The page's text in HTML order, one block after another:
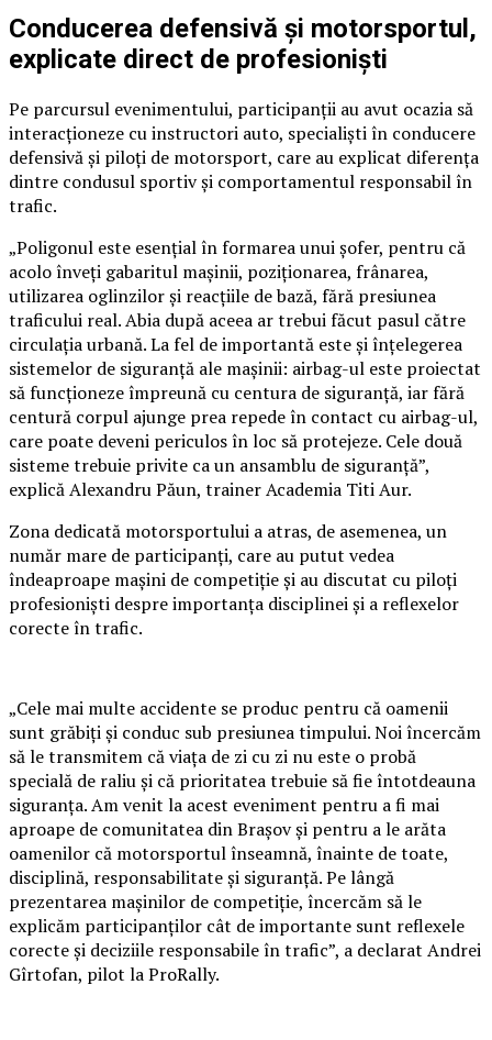
Conducerea defensivă și motorsportul,
explicate direct de profesioniști
Pe parcursul evenimentului, participanții au avut ocazia să
interacționeze cu instructori auto, specialiști în conducere
defensivă și piloți de motorsport, care au explicat diferența
dintre condusul sportiv și comportamentul responsabil în
trafic.
„Poligonul este esențial în formarea unui șofer, pentru că
acolo înveți gabaritul mașinii, poziționarea, frânarea,
utilizarea oglinzilor și reacțiile de bază, fără presiunea
traficului real. Abia după aceea ar trebui făcut pasul către
circulația urbană. La fel de importantă este și înțelegerea
sistemelor de siguranță ale mașinii: airbag-ul este proiectat
să funcționeze împreună cu centura de siguranță, iar fără
centură corpul ajunge prea repede în contact cu airbag-ul,
care poate deveni periculos în loc să protejeze. Cele două
sisteme trebuie privite ca un ansamblu de siguranță”,
explică Alexandru Păun, trainer Academia Titi Aur.
Zona dedicată motorsportului a atras, de asemenea, un
număr mare de participanți, care au putut vedea
îndeaproape mașini de competiție și au discutat cu piloți
profesioniști despre importanța disciplinei și a reflexelor
corecte în trafic.
„Cele mai multe accidente se produc pentru că oamenii
sunt grăbiți și conduc sub presiunea timpului. Noi încercăm
să le transmitem că viața de zi cu zi nu este o probă
specială de raliu și că prioritatea trebuie să fie întotdeauna
siguranța. Am venit la acest eveniment pentru a fi mai
aproape de comunitatea din Brașov și pentru a le arăta
oamenilor că motorsportul înseamnă, înainte de toate,
disciplină, responsabilitate și siguranță. Pe lângă
prezentarea mașinilor de competiție, încercăm să le
explicăm participanților cât de importante sunt reflexele
corecte și deciziile responsabile în trafic”, a declarat Andrei
Gîrtofan, pilot la ProRally.